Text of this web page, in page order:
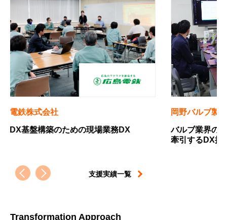
岡野バルブ製造株式会社
バルブ業界のニッチトップから、設備産業を
四国
中小
すた
支援実績一覧
Transformation Approach